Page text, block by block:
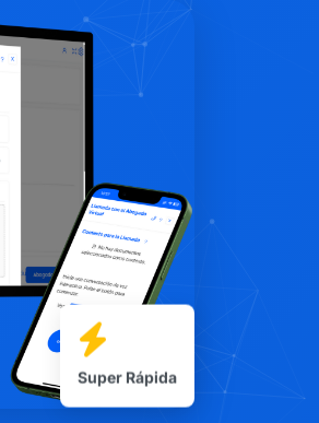
Super Rápida